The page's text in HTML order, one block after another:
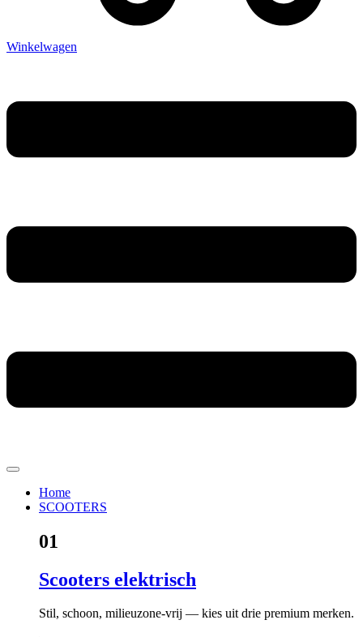
Winkelwagen
Home
SCOOTERS
01
Scooters elektrisch
Stil, schoon, milieuzone-vrij — kies uit drie premium merken.